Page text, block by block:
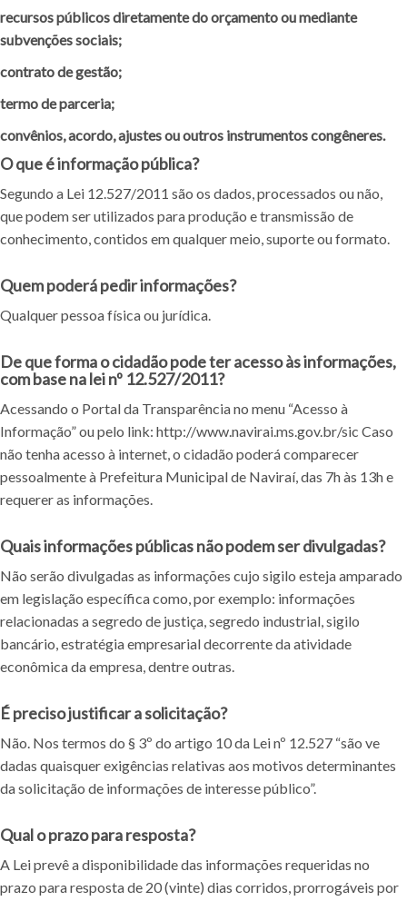
recursos públicos diretamente do orçamento ou mediante
subvenções sociais;
contrato de gestão;
termo de parceria;
convênios, acordo, ajustes ou outros instrumentos congêneres.
O que é informação pública?
Segundo a Lei 12.527/2011 são os dados, processados ou não,
que podem ser utilizados para produção e transmissão de
conhecimento, contidos em qualquer meio, suporte ou formato.
Quem poderá pedir informações?
Qualquer pessoa física ou jurídica.
De que forma o cidadão pode ter acesso às informações,
com base na lei nº 12.527/2011?
Acessando o Portal da Transparência no menu “Acesso à
Informação” ou pelo link: http://www.navirai.ms.gov.br/sic Caso
não tenha acesso à internet, o cidadão poderá comparecer
pessoalmente à Prefeitura Municipal de Naviraí, das 7h às 13h e
requerer as informações.
Quais informações públicas não podem ser divulgadas?
Não serão divulgadas as informações cujo sigilo esteja amparado
em legislação específica como, por exemplo: informações
relacionadas a segredo de justiça, segredo industrial, sigilo
bancário, estratégia empresarial decorrente da atividade
econômica da empresa, dentre outras.
É preciso justificar a solicitação?
Não. Nos termos do § 3º do artigo 10 da Lei nº 12.527 “são ve
dadas quaisquer exigências relativas aos motivos determinantes
da solicitação de informações de interesse público”.
Qual o prazo para resposta?
A Lei prevê a disponibilidade das informações requeridas no
prazo para resposta de 20 (vinte) dias corridos, prorrogáveis por